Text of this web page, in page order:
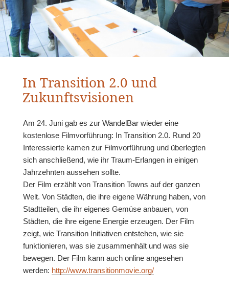
In Transition 2.0 und
Zukunftsvisionen
Am 24. Juni gab es zur WandelBar wieder eine
kostenlose Filmvorführung: In Transition 2.0. Rund 20
Interessierte kamen zur Filmvorführung und überlegten
sich anschließend, wie ihr Traum-Erlangen in einigen
Jahrzehnten aussehen sollte.
Der Film erzählt von Transition Towns auf der ganzen
Welt. Von Städten, die ihre eigene Währung haben, von
Stadtteilen, die ihr eigenes Gemüse anbauen, von
Städten, die ihre eigene Energie erzeugen. Der Film
zeigt, wie Transition Initiativen entstehen, wie sie
funktionieren, was sie zusammenhält und was sie
bewegen. Der Film kann auch online angesehen
werden: http://www.transitionmovie.org/